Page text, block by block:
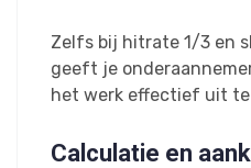
Zelfs bij hitrate 1/3 en
geeft je
het werk effectief uit te
Calculatie en